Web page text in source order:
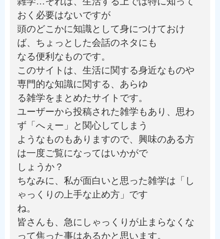
おく必要はないですが
頭のどこかに知識として身につけておけ
ば、ちょっとした会話のネタにも
なる便利なものです。
このサイトは、生活に関する身近なものや
専門的な知識に関する、あらゆ
る雑学をまとめたサイトです。
ユーザーから投稿された雑学もあり、思わ
ず「へぇー」と関心してしまう
ようなものもありますので、興味のある方
は一度ご覧になってはいかがで
しょうか？
ちなみに、私が面白いと思った雑学は「し
ゃっくりの上手な止め方」です
ね。
皆さんも、急にしゃっくりが止まらなくな
って焦った事はあるかと思います。